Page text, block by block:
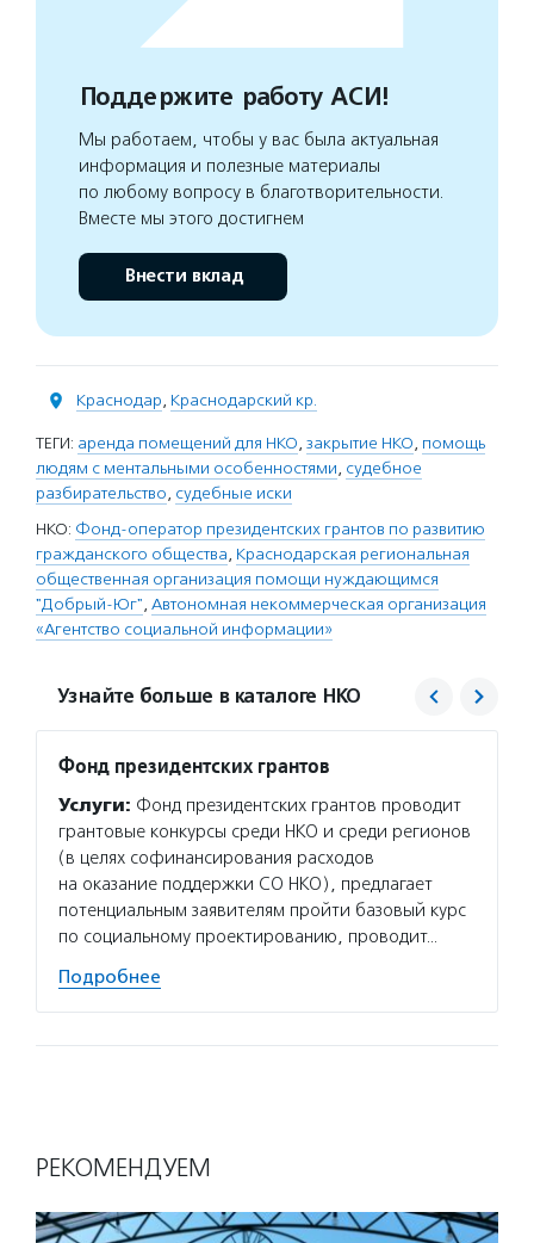
Поддержите работу АСИ!
Мы работаем, чтобы у вас была актуальная
информация и полезные материалы
по любому вопросу в благотворительности.
Вместе мы этого достигнем
Внести вклад
Краснодар, Краснодарский кр.
ТЕГИ: аренда помещений для НКО, закрытие НКО, помощь
людям с ментальными особенностями, судебное
разбирательство, судебные иски
НКО: Фонд-оператор президентских грантов по развитию
гражданского общества, Краснодарская региональная
общественная организация помощи нуждающимся
"Добрый-Юг", Автономная некоммерческая организация
«Агентство социальной информации»
Узнайте больше в каталоге НКО
Фонд президентских грантов
Услуги: Фонд президентских грантов проводит
грантовые конкурсы среди НКО и среди регионов
(в целях софинансирования расходов
на оказание поддержки СО НКО), предлагает
потенциальным заявителям пройти базовый курс
по социальному проектированию, проводит…
Подробнее
РЕКОМЕНДУЕМ